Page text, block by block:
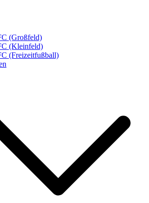
(Großfeld)
(Kleinfeld)
(Freizeitfußball)